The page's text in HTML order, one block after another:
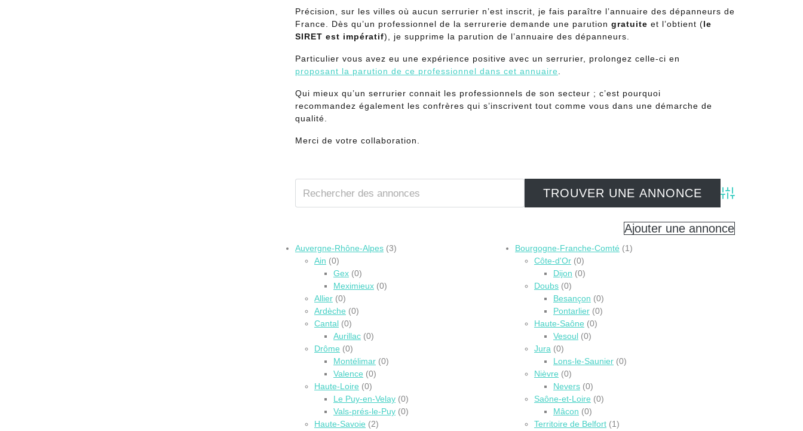
Précision, sur les villes où aucun serrurier n’est inscrit, je fais paraître l’annuaire des dépanneurs de
France. Dès qu’un professionnel de la serrurerie demande une parution gratuite et l’obtient (le
SIRET est impératif), je supprime la parution de l’annuaire des dépanneurs.
Particulier vous avez eu une expérience positive avec un serrurier, prolongez celle-ci en
proposant la parution de ce professionnel dans cet annuaire
Qui mieux qu’un serrurier connait les professionnels de son secteur ; c’est pourquoi
recommandez également les confrères qui s’inscrivent tout comme vous dans une démarche de
qualité.
Merci de votre collaboration.
Advanced Search
Ajouter une annonce
Auvergne-Rhône-Alpes (3)
Ain (0)
Gex (0)
Meximieux (0)
Allier (0)
Ardèche (0)
Cantal (0)
Aurillac (0)
Drôme (0)
Montélimar (0)
Valence (0)
Haute-Loire (0)
Le Puy-en-Velay (0)
Vals-prés-le-Puy (0)
Haute-Savoie (2)
Bourgogne-Franche-Comté (1)
Côte-d'Or (0)
Dijon (0)
Doubs (0)
Besançon (0)
Pontarlier (0)
Haute-Saône (0)
Vesoul (0)
Jura (0)
Lons-le-Saunier (0)
Nièvre (0)
Nevers (0)
Saône-et-Loire (0)
Mâcon (0)
Territoire de Belfort (1)